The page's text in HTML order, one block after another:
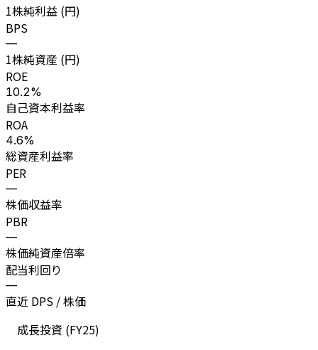
1株純利益 (円)
BPS
—
1株純資産 (円)
ROE
10.2%
自己資本利益率
ROA
4.6%
総資産利益率
PER
—
株価収益率
PBR
—
株価純資産倍率
配当利回り
—
直近 DPS / 株価
成長投資 (FY25)